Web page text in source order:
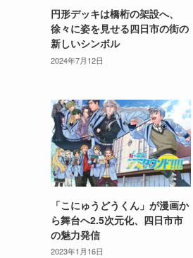
円形デッキは橋桁の架設へ、
徐々に姿を見せる四日市の街の
新しいシンボル
2024年7月12日
「こにゅうどうくん」が漫画か
ら舞台へ2.5次元化、四日市市
の魅力発信
2023年1月16日